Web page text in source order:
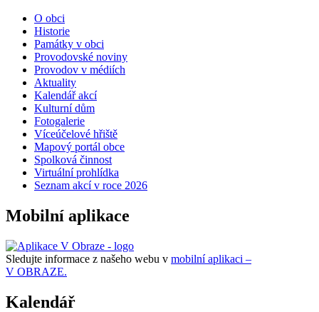
O obci
Historie
Památky v obci
Provodovské noviny
Provodov v médiích
Aktuality
Kalendář akcí
Kulturní dům
Fotogalerie
Víceúčelové hřiště
Mapový portál obce
Spolková činnost
Virtuální prohlídka
Seznam akcí v roce 2026
Mobilní aplikace
Sledujte informace z našeho webu v mobilní aplikaci –
V OBRAZE.
Kalendář